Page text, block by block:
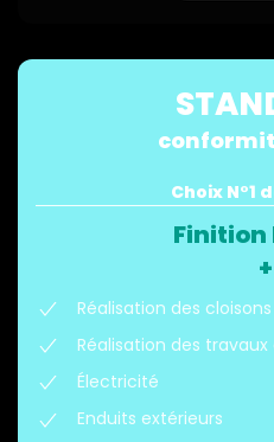
Choix N°1
+
Réalisation des
Réalisation des
Électricité
Enduits extérieurs